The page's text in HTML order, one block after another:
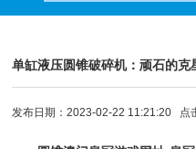
单缸液压圆锥破碎机：顽石的克
发布日期：2023-02-22 11:21:20 点